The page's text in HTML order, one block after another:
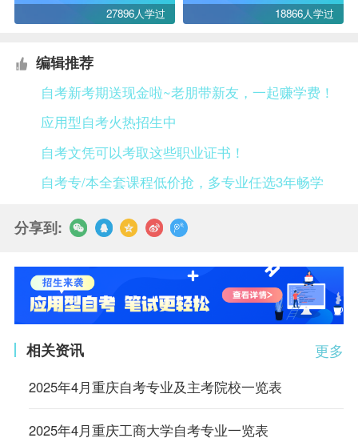
27896人学过 18866人学过
编辑推荐
自考新考期送现金啦~老朋带新友，一起赚学费！
应用型自考火热招生中
自考文凭可以考取这些职业证书！
自考专/本全套课程低价抢，多专业任选3年畅学
分享到:
更多
相关资讯
2025年4月重庆自考专业及主考院校一览表
2025年4月重庆工商大学自考专业一览表